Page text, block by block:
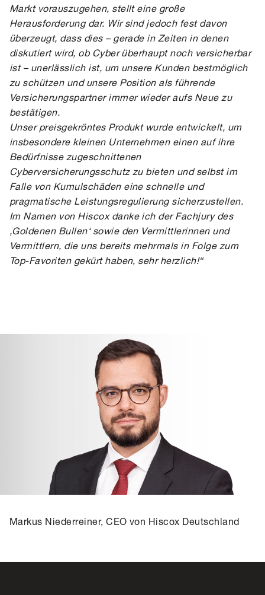
Markt vorauszugehen, stellt eine große
Herausforderung dar. Wir sind jedoch fest davon
überzeugt, dass dies – gerade in Zeiten in denen
diskutiert wird, ob Cyber überhaupt noch versicherbar
ist – unerlässlich ist, um unsere Kunden bestmöglich
zu schützen und unsere Position als führende
Versicherungspartner immer wieder aufs Neue zu
bestätigen.
Unser preisgekröntes Produkt wurde entwickelt, um
insbesondere kleinen Unternehmen einen auf ihre
Bedürfnisse zugeschnittenen
Cyberversicherungsschutz zu bieten und selbst im
Falle von Kumulschäden eine schnelle und
pragmatische Leistungsregulierung sicherzustellen.
Im Namen von Hiscox danke ich der Fachjury des
‚Goldenen Bullen‘ sowie den Vermittlerinnen und
Vermittlern, die uns bereits mehrmals in Folge zum
Top-Favoriten gekürt haben, sehr herzlich!“
Markus Niederreiner, CEO von Hiscox Deutschland